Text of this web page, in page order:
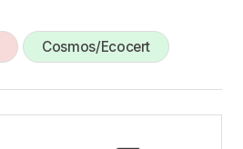
Cosmos/Ecocert